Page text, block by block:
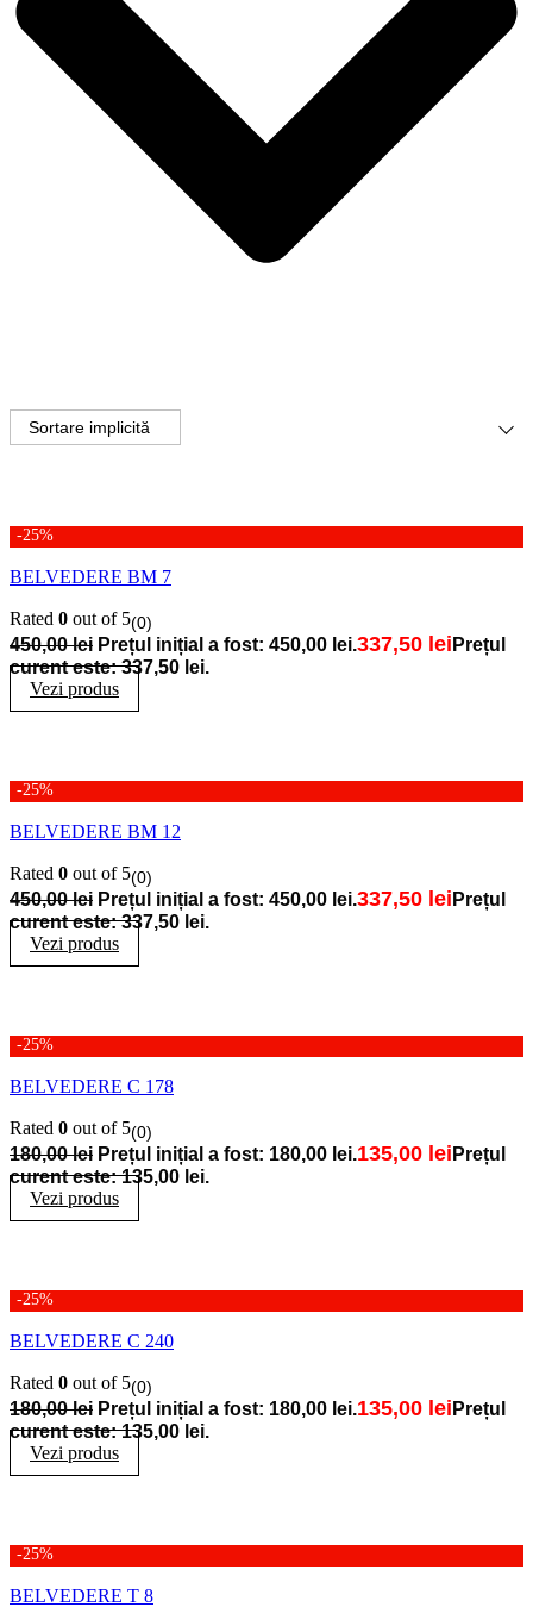
-25%
BELVEDERE BM 7
Rated 0 out of 5(0)
450,00lei Prețul inițial a fost: 450,00 lei.337,50 lei Prețul
curent este: 337,50 lei.
Vezi produs
-25%
BELVEDERE BM 12
Rated 0 out of 5(0)
450,00lei Prețul inițial a fost: 450,00 lei.337,50 lei Prețul
curent este: 337,50 lei.
Vezi produs
-25%
BELVEDERE C 178
Rated 0 out of 5(0)
180,00lei Prețul inițial a fost: 180,00 lei.135,00 lei Prețul
curent este: 135,00 lei.
Vezi produs
-25%
BELVEDERE C 240
Rated 0 out of 5(0)
180,00lei Prețul inițial a fost: 180,00 lei.135,00 lei Prețul
curent este: 135,00 lei.
Vezi produs
-25%
BELVEDERE T 8